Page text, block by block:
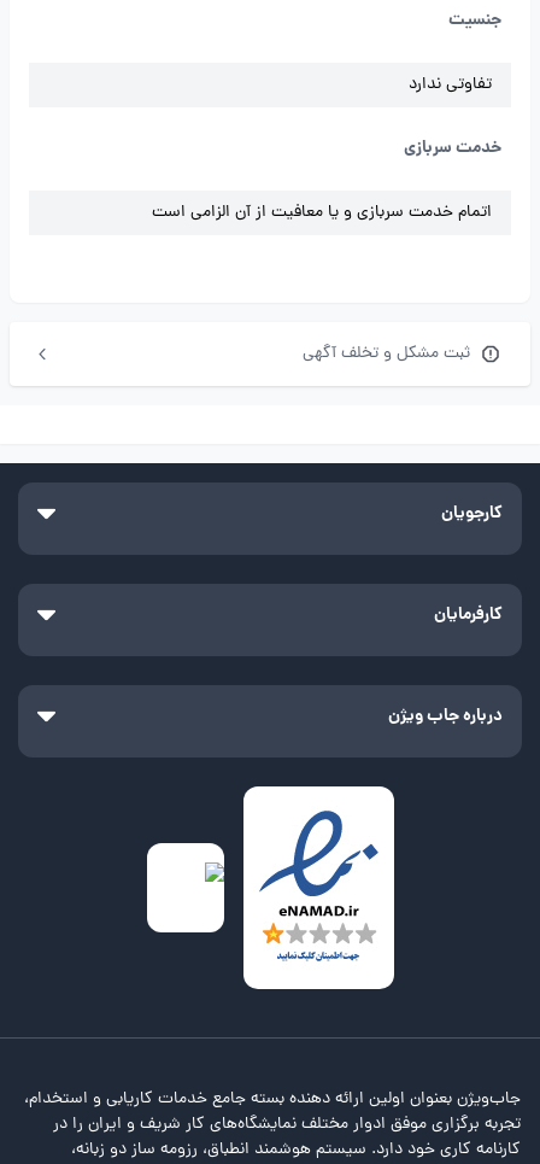
جنسیت
تفاوتی ندارد
خدمت سربازی
اتمام خدمت سربازی و یا معافیت از آن الزامی است
ثبت مشکل و تخلف آگهی
کارجویان
کارفرمایان
درباره جاب ویژن
جاب‌ویژن بعنوان اولین ارائه دهنده بسته جامع خدمات کاریابی و استخدام،
تجربه برگزاری موفق ادوار مختلف نمایشگاه‌های کار شریف و ایران را در
کارنامه کاری خود دارد. سیستم هوشمند انطباق، رزومه ساز دو زبانه،